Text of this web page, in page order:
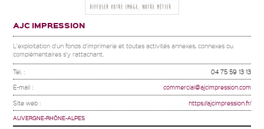
AJC IMPRESSION
L'exploitation d'un fonds d'imprimerie et toutes activités annexes, connexes ou
complémentaires s'y rattachant.
Tel. : 04 75 59 13 13
E-mail : commercial@ajcimpression.com
Site web : https://ajcimpression.fr/
AUVERGNE-RHÔNE-ALPES